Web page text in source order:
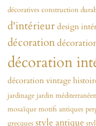
décoratives construction
d'intérieurdesign
décoration
décoration
décoration vintage
jardinage jardin
mosaïque motifs antiques
grecques style antique